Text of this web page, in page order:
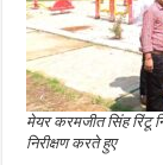
मेयर करमजीत सिंह रिंटू
निरीक्षण करते हुए